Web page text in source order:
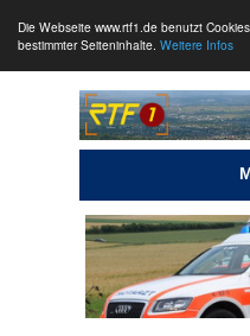
Die Webseite www.rtf1.de benutzt
bestimmter Seiteninhalte. Weitere Infos